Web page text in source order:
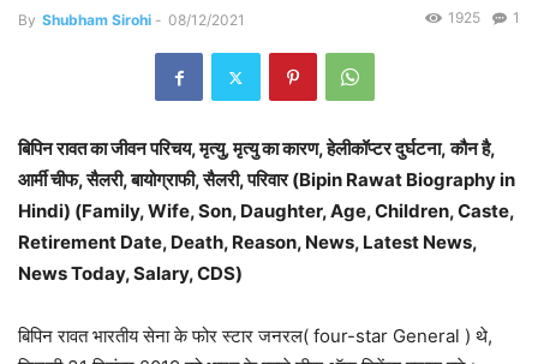
By Shubham Sirohi - 08/12/2021 1
1925
बिपिन रावत का जीवन परिचय, मृत्यु, मृत्यु का कारण, हेलीकॉप्टर दुर्घटना, कौन है,
आर्मी चीफ, सैलरी, बायोग्राफी, सैलरी, परिवार (Bipin Rawat Biography in
Hindi) (Family, Wife, Son, Daughter, Age, Children, Caste,
Retirement Date, Death, Reason, News, Latest News,
News Today, Salary, CDS)
बिपिन रावत भारतीय सेना के फोर स्टार जनरल( four-star General ) थे,